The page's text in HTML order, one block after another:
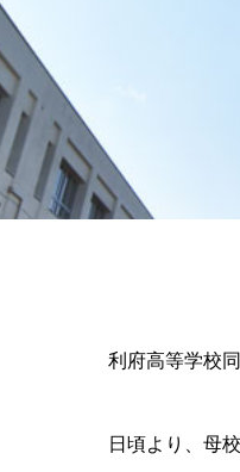
利府高等学校
日頃より、母